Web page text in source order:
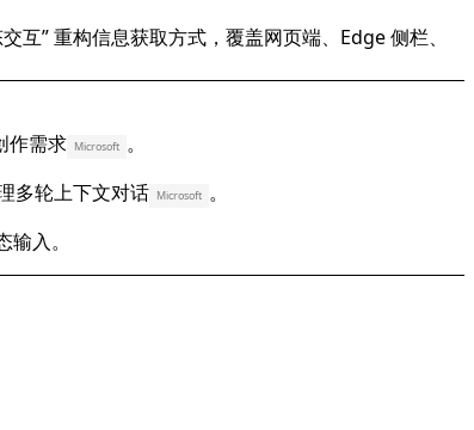
” 重构信息获取方式，覆盖网页端、Edge 侧栏、
作需求 Microsoft 。
多轮上下文对话 Microsoft 。
入。